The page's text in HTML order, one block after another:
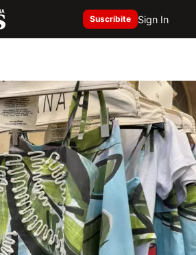
Suscribite Sign In